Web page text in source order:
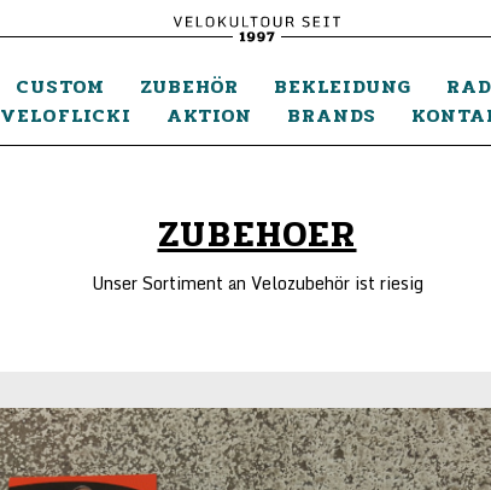
CUSTOM ZUBEHÖR BEKLEIDUNG
VELOFLICKI
AKTION BRANDS
ZUBEHOER
Unser Sortiment an Velozubehör ist riesig